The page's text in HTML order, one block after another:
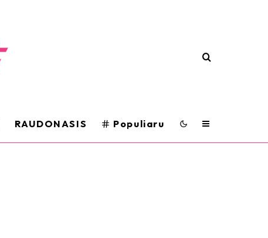
RAUDONASIS Populiaru